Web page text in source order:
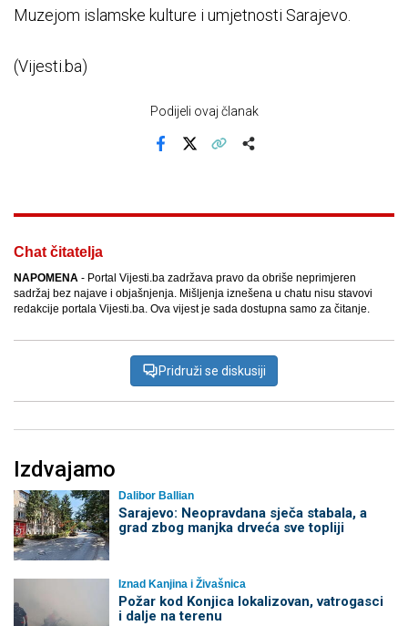
Muzejom islamske kulture i umjetnosti Sarajevo.
(Vijesti.ba)
Podijeli ovaj članak
Chat čitatelja
NAPOMENA - Portal Vijesti.ba zadržava pravo da obriše neprimjeren
sadržaj bez najave i objašnjenja. Mišljenja iznešena u chatu nisu stavovi
redakcije portala Vijesti.ba. Ova vijest je sada dostupna samo za čitanje.
Pridruži se diskusiji
Izdvajamo
Dalibor Ballian
Sarajevo: Neopravdana sječa stabala, a
grad zbog manjka drveća sve topliji
Iznad Kanjina i Živašnica
Požar kod Konjica lokalizovan, vatrogasci
i dalje na terenu